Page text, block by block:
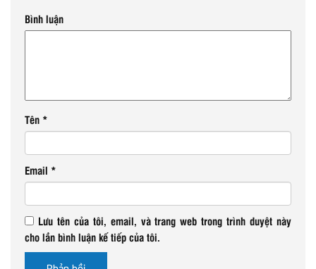
Bình luận
Tên *
Email *
Lưu tên của tôi, email, và trang web trong trình duyệt này
cho lần bình luận kế tiếp của tôi.